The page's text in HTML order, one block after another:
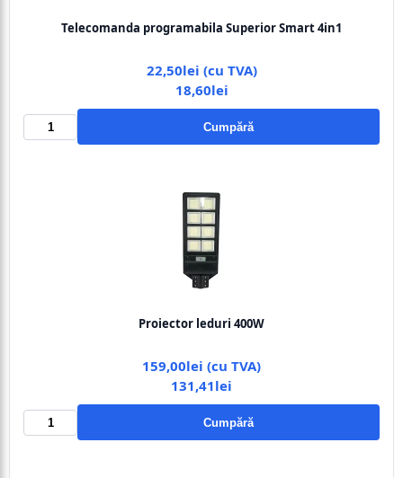
Telecomanda programabila Superior Smart 4in1
22,50lei (cu TVA)
18,60lei
Cumpără
Proiector leduri 400W
159,00lei (cu TVA)
131,41lei
Cumpără